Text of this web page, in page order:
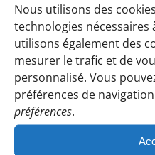
Nous utilisons des
technologies nécessaires
utilisons également des
mesurer le trafic et de
personnalisé. Vous
préférences de
préférences.